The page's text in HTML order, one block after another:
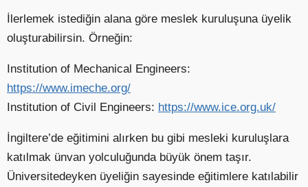
İlerlemek istediğin alana göre meslek kuruluşuna üyelik
oluşturabilirsin. Örneğin:
Institution of Mechanical Engineers:
https://www.imeche.org/
Institution of Civil Engineers: https://www.ice.org.uk/
İngiltere’de eğitimini alırken bu gibi mesleki kuruluşlara
katılmak ünvan yolculuğunda büyük önem taşır.
Üniversitedeyken üyeliğin sayesinde eğitimlere katılabilir